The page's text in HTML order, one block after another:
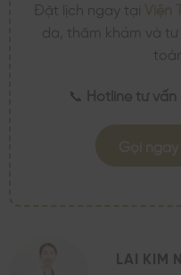
Đặt lịch ngay tại
da, thăm khám và
📞 Hotline tư vấn
LAI KIM